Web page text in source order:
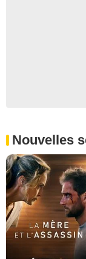
Nouvelles